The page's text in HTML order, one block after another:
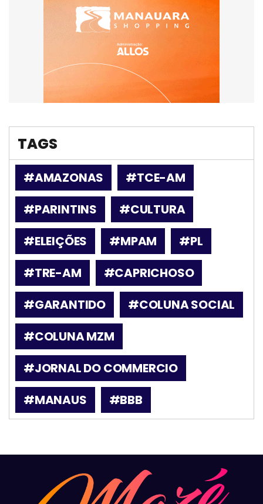
TAGS
#AMAZONAS
#TCE-AM
#PARINTINS
#CULTURA
#ELEIÇÕES
#MPAM
#PL
#TRE-AM
#CAPRICHOSO
#GARANTIDO
#COLUNA SOCIAL
#COLUNA MZM
#JORNAL DO COMMERCIO
#MANAUS
#BBB